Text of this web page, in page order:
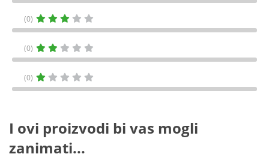
(0)
(0)
(0)
I ovi proizvodi bi vas mogli
zanimati...